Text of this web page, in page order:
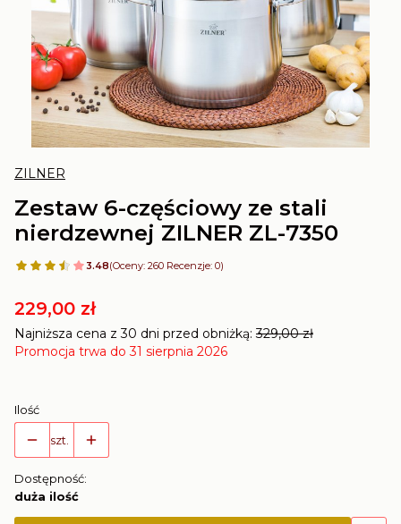
ZILNER
Zestaw 6-częściowy ze stali
nierdzewnej ZILNER ZL-7350
3.48(Oceny: 260 Recenzje: 0)
229,00 zł
Najniższa cena z 30 dni przed obniżką: 329,00 zł
Promocja trwa do 31 sierpnia 2026
Ilość
szt.
Dostępność:
duża ilość